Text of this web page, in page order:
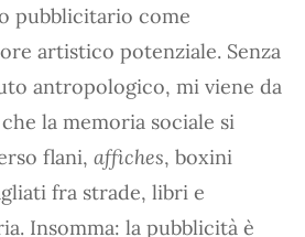
pubblicitario come
artistico potenziale. Senza
antropologico, mi viene da
la memoria sociale si
flani, affiches, boxini
fra strade, libri e
Insomma: la pubblicità è